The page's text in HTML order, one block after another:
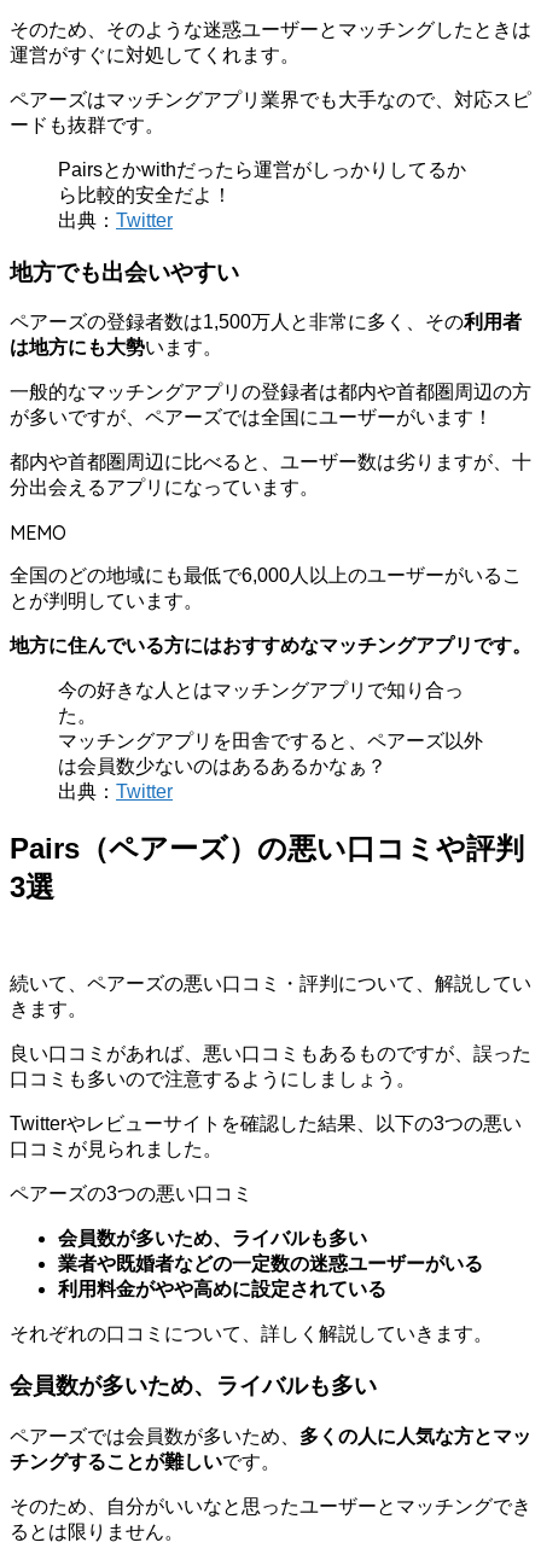
そのため、そのような迷惑ユーザーとマッチングしたときは
運営がすぐに対処してくれます。
ペアーズはマッチングアプリ業界でも大手なので、対応スピ
ードも抜群です。
Pairsとかwithだったら運営がしっかりしてるか
ら比較的安全だよ！
出典： Twitter
地方でも出会いやすい
ペアーズの登録者数は1,500万人と非常に多く、その利用者
は地方にも大勢います。
一般的なマッチングアプリの登録者は都内や首都圏周辺の方
が多いですが、ペアーズでは全国にユーザーがいます！
都内や首都圏周辺に比べると、ユーザー数は劣りますが、十
分出会えるアプリになっています。
MEMO
全国のどの地域にも最低で6,000人以上のユーザーがいるこ
とが判明しています。
地方に住んでいる方にはおすすめなマッチングアプリです。
今の好きな人とはマッチングアプリで知り合っ
た。
マッチングアプリを田舎ですると、ペアーズ以外
は会員数少ないのはあるあるかなぁ？
出典： Twitter
Pairs（ペアーズ）の悪い口コミや評判
3選
続いて、ペアーズの悪い口コミ・評判について、解説してい
きます。
良い口コミがあれば、悪い口コミもあるものですが、誤った
口コミも多いので注意するようにしましょう。
Twitterやレビューサイトを確認した結果、以下の3つの悪い
口コミが見られました。
ペアーズの3つの悪い口コミ
会員数が多いため、ライバルも多い
業者や既婚者などの一定数の迷惑ユーザーがいる
利用料金がやや高めに設定されている
それぞれの口コミについて、詳しく解説していきます。
会員数が多いため、ライバルも多い
ペアーズでは会員数が多いため、 多くの人に人気な方とマッ
チングすることが難しいです。
そのため、自分がいいなと思ったユーザーとマッチングでき
るとは限りません。